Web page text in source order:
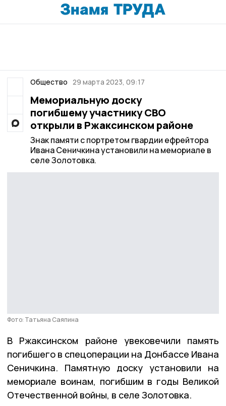
Общество 29 марта 2023, 09:17
Мемориальную доску
погибшему участнику СВО
открыли в Ржаксинском районе
Знак памяти с портретом гвардии ефрейтора
Ивана Сеничкина установили на мемориале в
селе Золотовка.
Фото: Татьяна Саяпина
В Ржаксинском районе увековечили память
погибшего в спецоперации на Донбассе Ивана
Сеничкина. Памятную доску установили на
мемориале воинам, погибшим в годы Великой
Отечественной войны, в селе Золотовка.